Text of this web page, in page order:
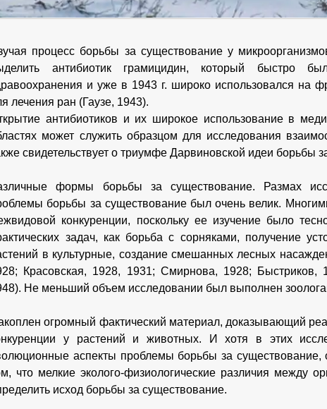
процесс борьбы за существование у
антибиотик грамицидин, который быстро
и уже в 1943 г. широко использовался на
лечения ран (Гаузе, 1943).
антибиотиков и их широкое использование в
может служить образцом для исследования
свидетельствует о триумфе Дарвиновской идеи борьбы
формы борьбы за существование. Размах
борьбы за существование был очень велик.
конкуренции, поскольку ее изучение было
задач, как борьба с сорняками, получение
в культурные, создание смешанных лесных
Красовская, 1928, 1931; Смирнова, 1928; Быстриков,
Не меньший объем исследовании был выполнен
огромный фактический материал, доказывающий
у растений и животных. И хотя в этих
аспекты проблемы борьбы за существование,
что мелкие эколого-физиологические различия между
исход борьбы за существование.